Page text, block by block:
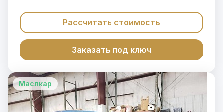
Рассчитать стоимость
Заказать под ключ
Маслкар